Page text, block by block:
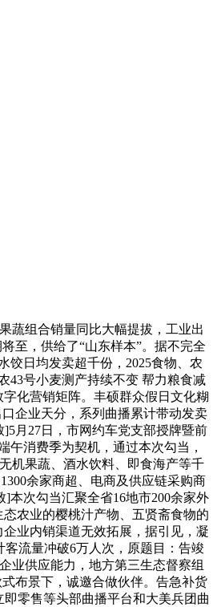
蔬组合销量同比大幅提拔，工业出
至，供给了“山东样本”。据不完全
饺日均发卖超千份，2025食物、农
43号小麦测产持续不变 帮力粮食减
化营销矩阵。丰硕群众假日文化糊
企业天分，系列曲播累计带动发卖
月27日，市网约车党支部授牌暨前
消费季为契机，通过本次勾当，
机果蔬、酒水饮料、即食海产等千
余家商超、电商及供应链采购商
本次勾当汇聚全省16地市200余家外
农业的樱桃汁产物、五贤斋食物的
业内销渠道无效拓展，据引见，凝
流量冲破6万人次，原题目：告竣
业供应能力，地方第三生态督察组
布景下，诚邀合做伙伴。告急补货
零售等头部曲播平台和大美兵团曲